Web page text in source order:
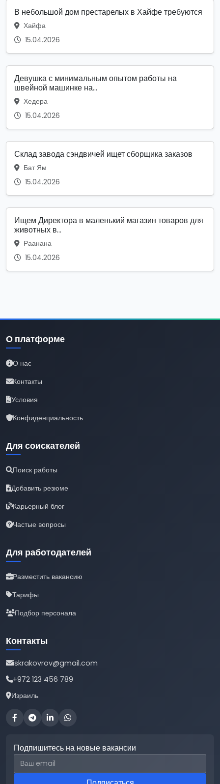
В небольшой дом престарелых в Хайфе требуются
Хайфа
15.04.2026
Девушка с минимальным опытом работы на
швейной машинке на...
Хедера
15.04.2026
Склад завода сэндвичей ищет сборщика заказов
Бат Ям
15.04.2026
Ищем Директора в маленький магазин товаров для
животных в...
Раанана
15.04.2026
О платформе
О нас
Контакты
Условия
Конфиденциальность
Для соискателей
Поиск работы
Добавить резюме
Карьерный блог
Частые вопросы
Для работодателей
Разместить вакансию
Тарифы
Подбор персонала
Контакты
iskrakovrov@gmail.com
+972 123 456 789
Израиль
Подпишитесь на новые вакансии
Email для подписки